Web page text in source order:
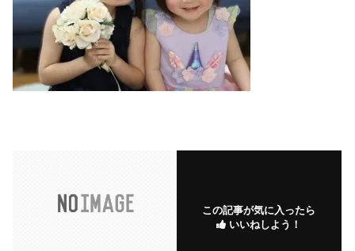
この記事が気に入ったら
いいねしよう！